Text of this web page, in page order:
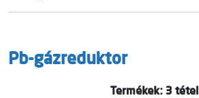
Pb-gázreduktor
Termékek: 3 tétel